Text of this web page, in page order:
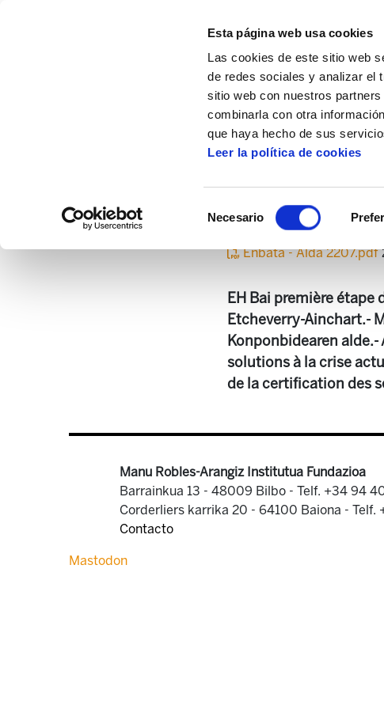
Esta página web usa cookies
Las cookies de este sitio web
de redes sociales y analizar el
sitio web con nuestros
combinarla con otra
que haya hecho de sus
Leer la política de cookies
Necesario
Centro de documentación Enbata +
Enbata - Alda 2207.pdf
EH Bai première
Etcheverry-Ainchart.-
Konponbidearen
solutions à la crise
de la certification des
Manu Robles-Arangiz Institutua Fundazioa
Barrainkua 13 - 48009 Bilbo - Telf. +34 94
Corderliers karrika 20 - 64100 Baiona - Telf.
Contacto
Mastodon